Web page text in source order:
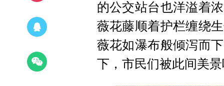
的公交站台也洋溢着
薇花藤顺着护栏缠绕
薇花如瀑布般倾泻而
下，市民们被此间美